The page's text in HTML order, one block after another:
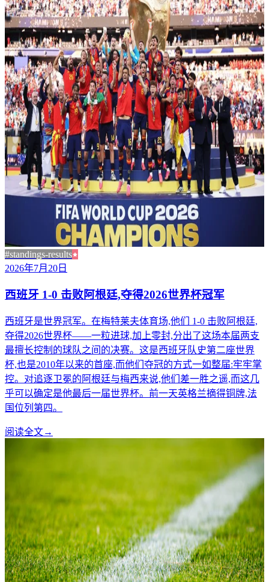
#standings-results
2026年7月20日
西班牙 1-0 击败阿根廷,夺得2026世界杯冠军
西班牙是世界冠军。在梅特莱夫体育场,他们 1-0 击败阿根廷,
夺得2026世界杯——一粒进球,加上零封,分出了这场本届两支
最擅长控制的球队之间的决赛。这是西班牙队史第二座世界
杯,也是2010年以来的首座,而他们夺冠的方式一如整届:牢牢掌
控。对追逐卫冕的阿根廷与梅西来说,他们差一胜之遥,而这几
乎可以确定是他最后一届世界杯。前一天英格兰摘得铜牌,法
国位列第四。
阅读全文→